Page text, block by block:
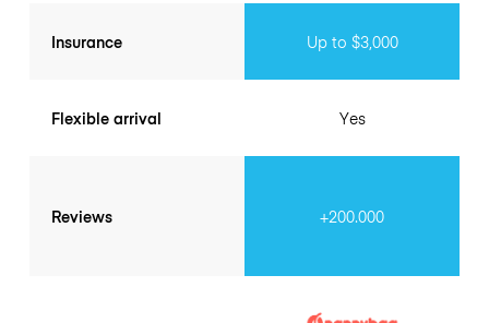
Insurance
Flexible arrival
Reviews
Up to $3,000
Yes
+200.000